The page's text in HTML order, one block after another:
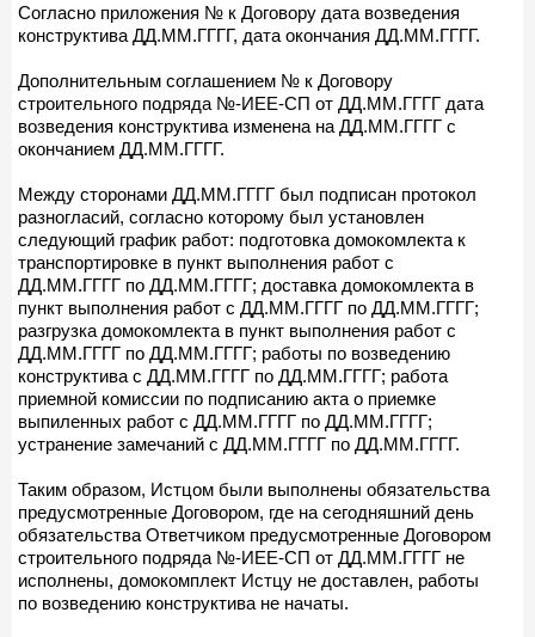
Согласно приложения № к Договору дата возведения
конструктива ДД.ММ.ГГГГ, дата окончания ДД.ММ.ГГГГ.
Дополнительным соглашением № к Договору
строительного подряда №-ИЕЕ-СП от ДД.ММ.ГГГГ дата
возведения конструктива изменена на ДД.ММ.ГГГГ с
окончанием ДД.ММ.ГГГГ.
Между сторонами ДД.ММ.ГГГГ был подписан протокол
разногласий, согласно которому был установлен
следующий график работ: подготовка домокомлекта к
транспортировке в пункт выполнения работ с
ДД.ММ.ГГГГ по ДД.ММ.ГГГГ; доставка домокомлекта в
пункт выполнения работ с ДД.ММ.ГГГГ по ДД.ММ.ГГГГ;
разгрузка домокомлекта в пункт выполнения работ с
ДД.ММ.ГГГГ по ДД.ММ.ГГГГ; работы по возведению
конструктива с ДД.ММ.ГГГГ по ДД.ММ.ГГГГ; работа
приемной комиссии по подписанию акта о приемке
выпиленных работ с ДД.ММ.ГГГГ по ДД.ММ.ГГГГ;
устранение замечаний с ДД.ММ.ГГГГ по ДД.ММ.ГГГГ.
Таким образом, Истцом были выполнены обязательства
предусмотренные Договором, где на сегодняшний день
обязательства Ответчиком предусмотренные Договором
строительного подряда №-ИЕЕ-СП от ДД.ММ.ГГГГ не
исполнены, домокомплект Истцу не доставлен, работы
по возведению конструктива не начаты.